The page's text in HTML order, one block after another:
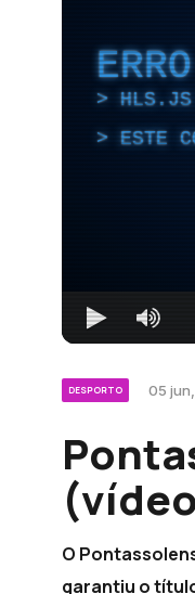
ERRO
HLS.JS
ESTE
DESPORTO 05
O
garantiu o